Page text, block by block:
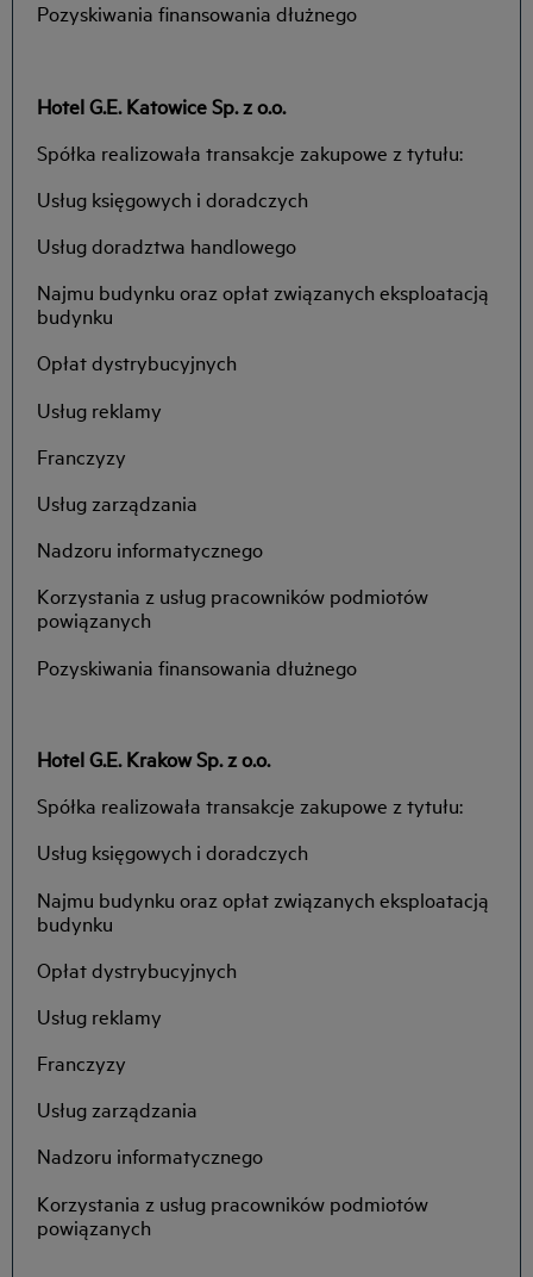
Pozyskiwania finansowania dłużnego
Hotel G.E. Katowice Sp. z o.o.
Spółka realizowała transakcje zakupowe z tytułu:
Usług księgowych i doradczych
Usług doradztwa handlowego
Najmu budynku oraz opłat związanych eksploatacją
budynku
Opłat dystrybucyjnych
Usług reklamy
Franczyzy
Usług zarządzania
Nadzoru informatycznego
Korzystania z usług pracowników podmiotów
powiązanych
Pozyskiwania finansowania dłużnego
Hotel G.E. Krakow Sp. z o.o.
Spółka realizowała transakcje zakupowe z tytułu:
Usług księgowych i doradczych
Najmu budynku oraz opłat związanych eksploatacją
budynku
Opłat dystrybucyjnych
Usług reklamy
Franczyzy
Usług zarządzania
Nadzoru informatycznego
Korzystania z usług pracowników podmiotów
powiązanych